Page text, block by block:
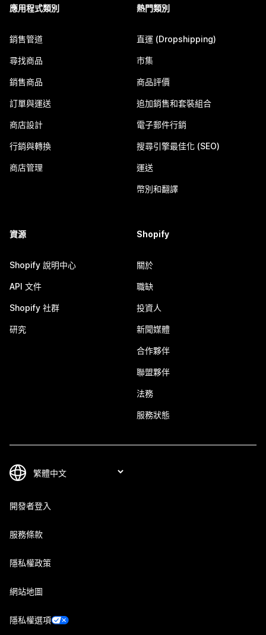
應用程式類別
銷售管道
尋找商品
銷售商品
訂單與運送
商店設計
行銷與轉換
商店管理
熱門類別
直運 (Dropshipping)
市集
商品評價
追加銷售和套裝組合
電子郵件行銷
搜尋引擎最佳化 (SEO)
運送
幣別和翻譯
資源
Shopify 說明中心
API 文件
Shopify 社群
研究
Shopify
關於
職缺
投資人
新聞媒體
合作夥伴
聯盟夥伴
法務
服務狀態
開發者登入
服務條款
隱私權政策
網站地圖
隱私權選項